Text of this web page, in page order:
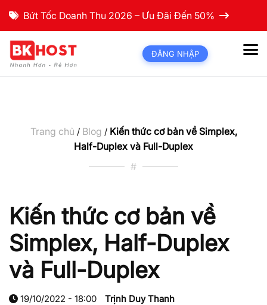
Bứt Tốc Doanh Thu 2026 – Ưu Đãi Đến 50%
ĐĂNG NHẬP
Trang chủ / Blog / Kiến thức cơ bản về Simplex,
Half-Duplex và Full-Duplex
#
Kiến thức cơ bản về
Simplex, Half-Duplex
và Full-Duplex
19/10/2022 - 18:00
Trịnh Duy Thanh